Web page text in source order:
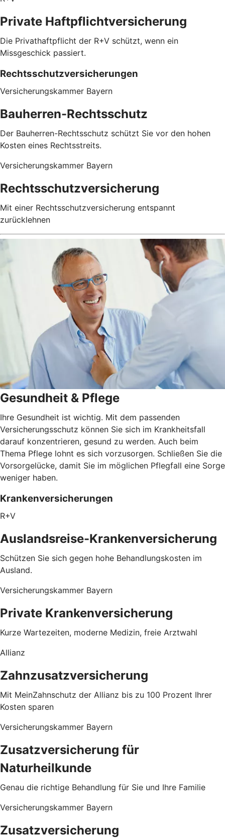
Private Haftpflichtversicherung
Die Privathaftpflicht der R+V schützt, wenn ein
Missgeschick passiert.
Rechtsschutzversicherungen
Versicherungskammer Bayern
Bauherren-Rechtsschutz
Der Bauherren-Rechtsschutz schützt Sie vor den hohen
Kosten eines Rechtsstreits.
Versicherungskammer Bayern
Rechtsschutzversicherung
Mit einer Rechtsschutzversicherung entspannt
zurücklehnen
Gesundheit & Pflege
Ihre Gesundheit ist wichtig. Mit dem passenden
Versicherungsschutz können Sie sich im Krankheitsfall
darauf konzentrieren, gesund zu werden. Auch beim
Thema Pflege lohnt es sich vorzusorgen. Schließen Sie die
Vorsorgelücke, damit Sie im möglichen Pflegfall eine Sorge
weniger haben.
Krankenversicherungen
R+V
Auslandsreise-Krankenversicherung
Schützen Sie sich gegen hohe Behandlungskosten im
Ausland.
Versicherungskammer Bayern
Private Krankenversicherung
Kurze Wartezeiten, moderne Medizin, freie Arztwahl
Allianz
Zahnzusatzversicherung
Mit MeinZahnschutz der Allianz bis zu 100 Prozent Ihrer
Kosten sparen
Versicherungskammer Bayern
Zusatzversicherung für
Naturheilkunde
Genau die richtige Behandlung für Sie und Ihre Familie
Versicherungskammer Bayern
Zusatzversicherung